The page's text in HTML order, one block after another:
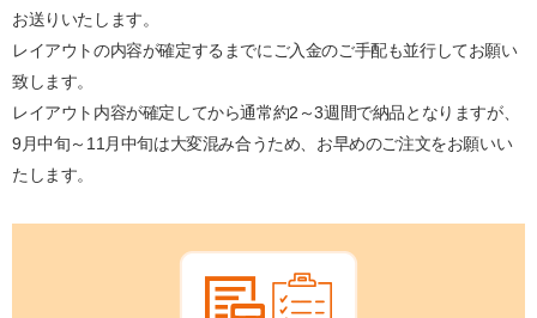
お送りいたします。
レイアウトの内容が確定するまでにご入金のご手配も並行してお願い
致します。
レイアウト内容が確定してから通常約2～3週間で納品となりますが、
9月中旬～11月中旬は大変混み合うため、お早めのご注文をお願いい
たします。